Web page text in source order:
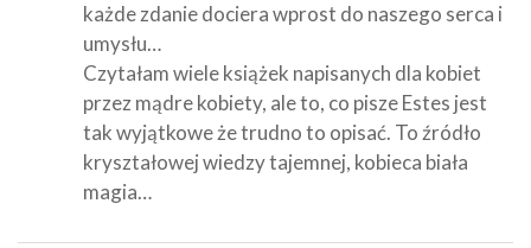
każde zdanie dociera wprost do naszego serca i
umysłu…
Czytałam wiele książek napisanych dla kobiet
przez mądre kobiety, ale to, co pisze Estes jest
tak wyjątkowe że trudno to opisać. To źródło
kryształowej wiedzy tajemnej, kobieca biała
magia…